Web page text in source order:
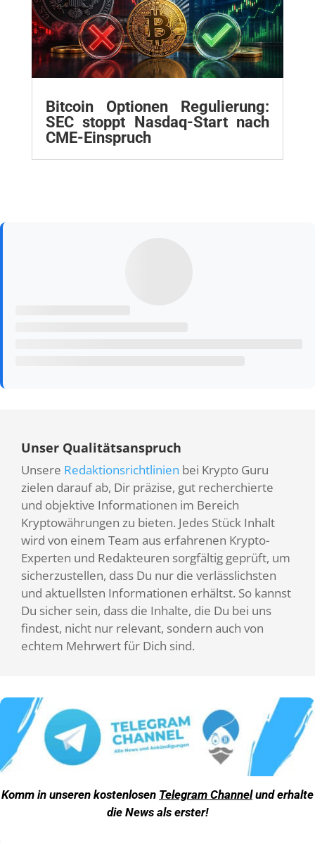
Bitcoin Optionen Regulierung:
SEC stoppt Nasdaq-Start nach
CME-Einspruch
Unser Qualitätsanspruch
Unsere Redaktionsrichtlinien bei Krypto Guru
zielen darauf ab, Dir präzise, gut recherchierte
und objektive Informationen im Bereich
Kryptowährungen zu bieten. Jedes Stück Inhalt
wird von einem Team aus erfahrenen Krypto-
Experten und Redakteuren sorgfältig geprüft, um
sicherzustellen, dass Du nur die verlässlichsten
und aktuellsten Informationen erhältst. So kannst
Du sicher sein, dass die Inhalte, die Du bei uns
findest, nicht nur relevant, sondern auch von
echtem Mehrwert für Dich sind.
Komm in unseren kostenlosen Telegram Channelund erhalte
die News als erster!